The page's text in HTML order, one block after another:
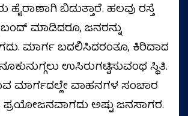
ಹೈರಾಣಾಗಿ ಬಿಡುತ್ತಾರೆ. ಹಲವು ರಸ್ತೆ
ಮಾಡಿದರೂ, ಜನರನ್ನು
ಮಾರ್ಗ ಬದಲಿಸಿದರಂತೂ, ಕಿರಿದಾದ
ಉಸಿರುಗಟ್ಟಿಸುವಂಥ ಸ್ಥಿತಿ.
ಮಾರ್ಗದಲ್ಲೇ ವಾಹನಗಳ ಸಂಚಾರ
ಅಷ್ಟು ಜನಸಾಗರ.